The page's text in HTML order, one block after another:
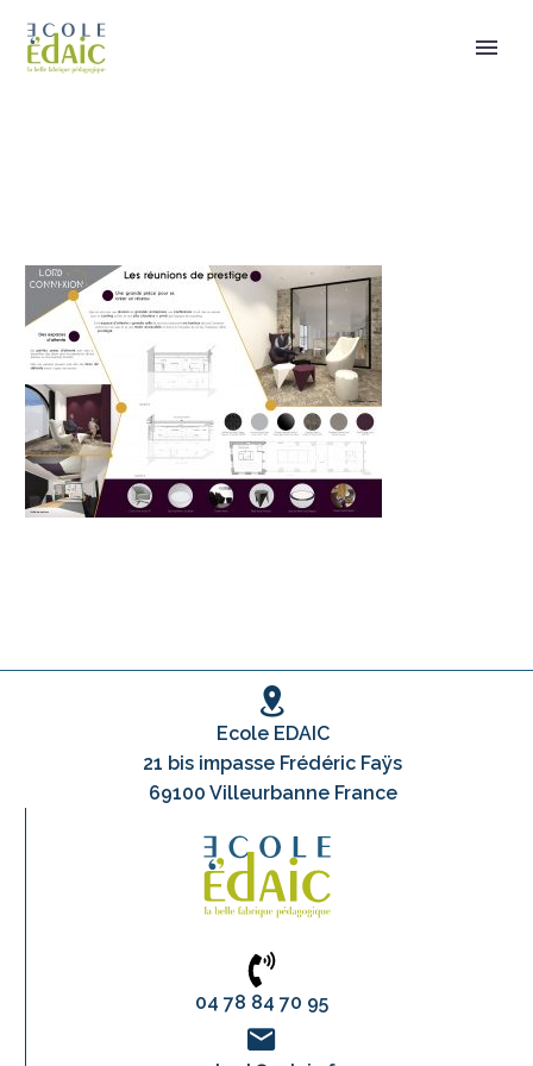
Ecole EDAIC
21 bis impasse Frédéric Faÿs
69100 Villeurbanne France
04 78 84 70 95